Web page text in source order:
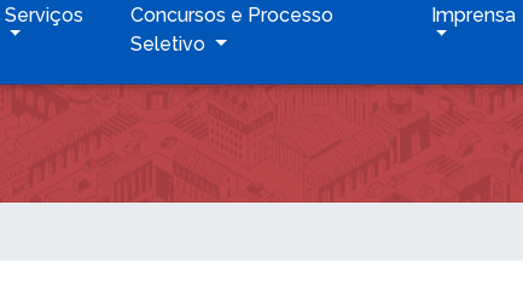
Serviços
Concursos e Processo
Seletivo
Imprensa